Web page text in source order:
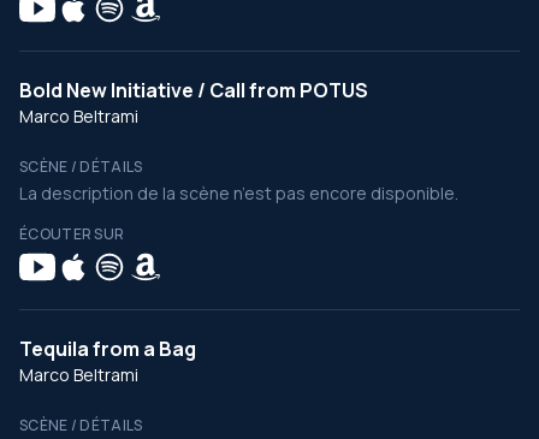
Bold New Initiative / Call from POTUS
Marco Beltrami
SCÈNE / DÉTAILS
La description de la scène n’est pas encore disponible.
ÉCOUTER SUR
Tequila from a Bag
Marco Beltrami
SCÈNE / DÉTAILS